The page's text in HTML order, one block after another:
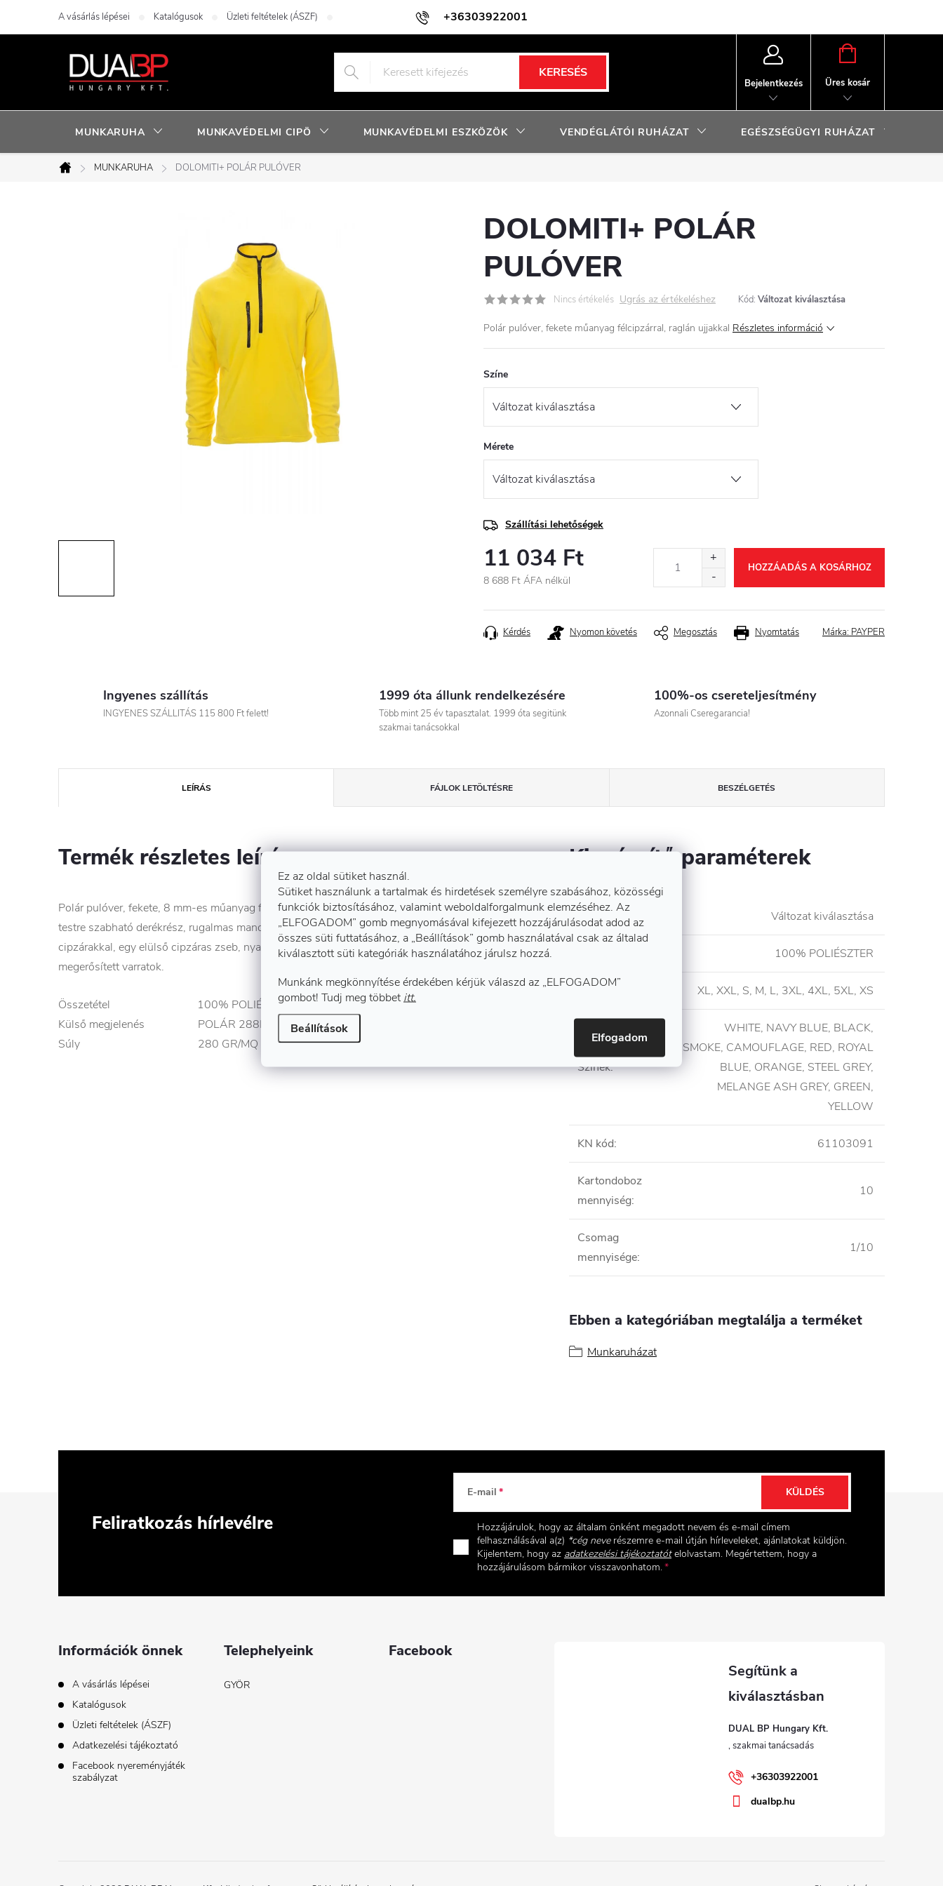
Ez az oldal sütiket használ.
Sütiket használunk a tartalmak és hirdetések személyre szabásához, közösségi
funkciók biztosításához, valamint weboldalforgalmunk elemzéséhez. Az
„ELFOGADOM” gomb megnyomásával kifejezett hozzájárulásodat adod az
összes süti futtatásához, a „Beállítások” gomb használatával csak az általad
kiválasztott süti kategóriák használatához járulsz hozzá.
Munkánk megkönnyítése érdekében kérjük válaszd az „ELFOGADOM”
gombot! Tudj meg többet itt.
Beállítások
Elfogadom
+36303922001
A vásárlás lépései Katalógusok Üzleti feltételek (ÁSZF) Adatkezelési tájékoztató Facebook nyereményjáték szabályzat
KERESÉS
Bejelentkezés
KOSÁR
Üres kosár
MUNKARUHA MUNKAVÉDELMI CIPÖ MUNKAVÉDELMI ESZKÖZÖK VENDÉGLÁTÓI RUHÁZAT EGÉSZSÉGÜGYI RUHÁZAT
Kezdőlap
MUNKARUHA DOLOMITI+ POLÁR PULÓVER
DOLOMITI+ POLÁR
PULÓVER
Nincs értékelés Ugrás az értékeléshez Kód: Változat kiválasztása
Polár pulóver, fekete műanyag félcipzárral, raglán ujjakkal Részletes információ
Színe
Mérete
Szállítási lehetőségek
11 034 Ft
8 688 Ft ÁFA nélkül
HOZZÁADÁS A KOSÁRHOZ
Nyomtatás
Kérdés Nyomon követés Megosztás Márka: PAYPER
Ingyenes szállítás
INGYENES SZÁLLITÁS 115 800 Ft felett!
1999 óta állunk rendelkezésére
Több mint 25 év tapasztalat. 1999 óta segitünk
szakmai tanácsokkal
100%-os csereteljesítmény
Azonnali Cseregarancia!
LEÍRÁS FÁJLOK LETÖLTÉSRE BESZÉLGETÉS
Termék részletes leírása
Polár pulóver, fekete, 8 mm-es műanyag félcipzárral, raglán ujjakkal, állítózsinórral
testre szabható derékrész, rugalmas mandzsettával, két zsebbel és bújtatott
cipzárakkal, egy elülső cipzáras zseb, nyakrésznél kontrasztos színű anyagerősítés,
megerősített varratok.
Összetétel 100% POLIÉSZTER
Külső megjelenés POLÁR 288F
Súly 280 GR/MQ
Kiegészítő paraméterek
EAN vonalkód Változat kiválasztása
100% POLIÉSZTER
Méretek XL, XXL, S, M, L, 3XL, 4XL, 5XL, XS
Színek:
WHITE, NAVY BLUE, BLACK,
SMOKE, CAMOUFLAGE, RED, ROYAL
BLUE, ORANGE, STEEL GREY,
MELANGE ASH GREY, GREEN,
YELLOW
KN kód: 61103091
Kartondoboz
mennyiség:
10
Csomag
mennyisége:
1/10
Ebben a kategóriában megtalálja a terméket
Munkaruházat
Feliratkozás hírlevélre
E-mail
Hozzájárulok, hogy az általam önként megadott nevem és e-mail címem
felhasználásával a(z) *cég neverészemre e-mail útján hírleveleket, ajánlatokat küldjön.
Kijelentem, hogy az adatkezelési tájékoztatót elolvastam. Megértettem, hogy a
hozzájárulásom bármikor visszavonhatom.
KÜLDÉS
Információk önnek
A vásárlás lépései
Katalógusok
Üzleti feltételek (ÁSZF)
Adatkezelési tájékoztató
Facebook nyereményjáték
szabályzat
Telephelyeink
GYÖR
Facebook
DUAL BP Hungary Kft.
+36303922001
dualbp.hu